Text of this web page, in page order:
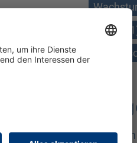
Winter
Allgemein